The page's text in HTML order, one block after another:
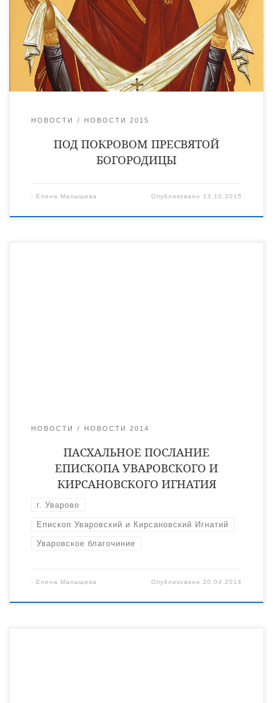
более тысячи лет назад в столице Византии —
Константинополе. История этого праздника восходит к
середине Х века, когда в Константинополе, во Влахернской
церкви, где хранились риза Богоматери, Ее головной покров
и […]
НОВОСТИ НОВОСТИ 2015
ПОД ПОКРОВОМ ПРЕСВЯТОЙ
БОГОРОДИЦЫ
- Елена Малышева Опубликовано 13.10.2015
НОВОСТИ НОВОСТИ 2014
ПАСХАЛЬНОЕ ПОСЛАНИЕ
ЕПИСКОПА УВАРОВСКОГО И
КИРСАНОВСКОГО ИГНАТИЯ
г. Уварово
Епископ Уваровский и Кирсановский Игнатий
Уваровское благочиние
- Елена Малышева Опубликовано20.04.2014